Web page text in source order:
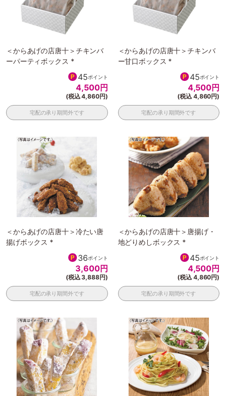
＜からあげの店唐十＞チキンバ
ーパーティボックス *
45ポイント
4,500円
(税込 4,860円)
宅配の承り期間外です
＜からあげの店唐十＞チキンバ
ー甘口ボックス *
45ポイント
4,500円
(税込 4,860円)
宅配の承り期間外です
＜からあげの店唐十＞冷たい唐
揚げボックス *
36ポイント
3,600円
(税込 3,888円)
宅配の承り期間外です
＜からあげの店唐十＞唐揚げ・
地どりめしボックス *
45ポイント
4,500円
(税込 4,860円)
宅配の承り期間外です